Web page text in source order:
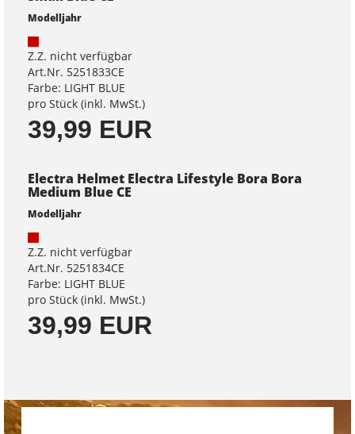
Modelljahr
Z.Z. nicht verfügbar
Art.Nr. 5251833CE
Farbe: LIGHT BLUE
pro Stück (inkl. MwSt.)
39,99 EUR
Electra Helmet Electra Lifestyle Bora Bora
Medium Blue CE
Modelljahr
Z.Z. nicht verfügbar
Art.Nr. 5251834CE
Farbe: LIGHT BLUE
pro Stück (inkl. MwSt.)
39,99 EUR